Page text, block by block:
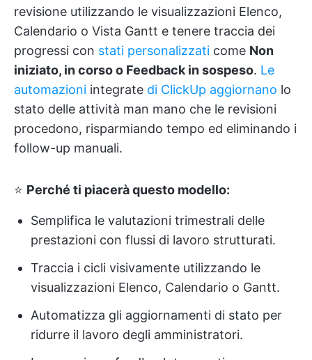
revisione utilizzando le visualizzazioni Elenco,
Calendario o Vista Gantt e tenere traccia dei
progressi con stati personalizzati come Non
iniziato, in corso o Feedback in sospeso. Le
automazioni integrate di ClickUp aggiornano lo
stato delle attività man mano che le revisioni
procedono, risparmiando tempo ed eliminando i
follow-up manuali.
⭐ Perché ti piacerà questo modello:
Semplifica le valutazioni trimestrali delle
prestazioni con flussi di lavoro strutturati.
Traccia i cicli visivamente utilizzando le
visualizzazioni Elenco, Calendario o Gantt.
Automatizza gli aggiornamenti di stato per
ridurre il lavoro degli amministratori.